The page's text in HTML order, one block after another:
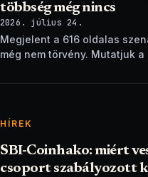
többség még nincs
2026. július 24.
Megjelent a 616 oldalas
még nem törvény. Mutatjuk a
HÍREK
SBI-Coinhako: miért
csoport szabályozott